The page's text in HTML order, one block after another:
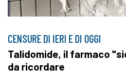
CENSURE DI IERI E DI OGGI
Talidomide, il farmaco
da ricordare